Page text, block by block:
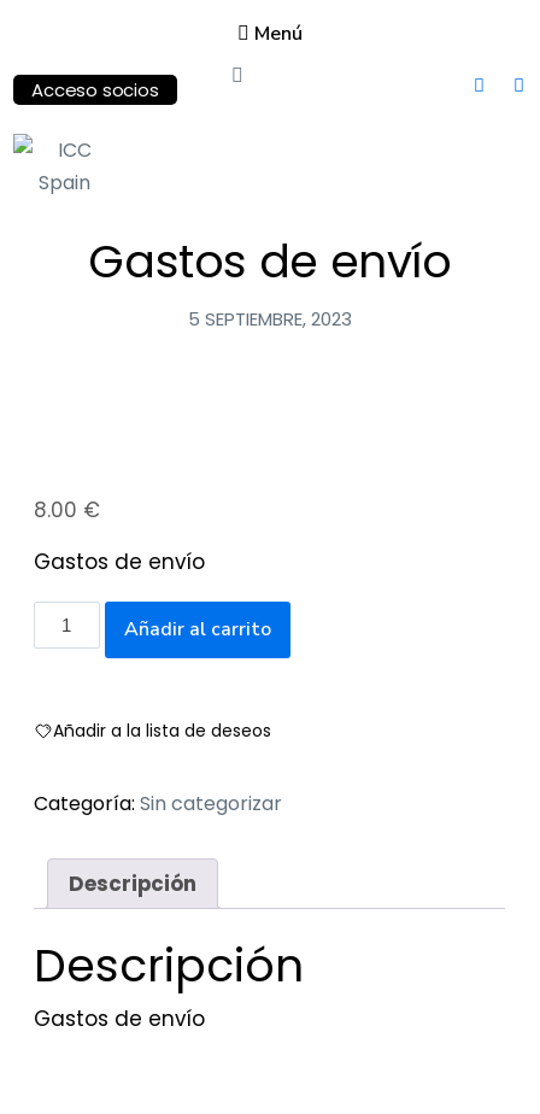
Menú
Spain
International
Acceso socios
Gastos de envío
5 SEPTIEMBRE, 2023
8.00 €
Gastos de envío
Gastos
de
Añadir al carrito
Añadir a la lista de deseos
Categoría:Sin categorizar
Descripción
Descripción
Gastos de envío